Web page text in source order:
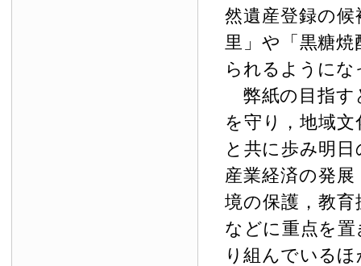
然遺産登録の
里」や「黒糖
られるように
弊紙の目指す
を守り，地域
と共に歩み明
産業経済の発
境の保護，教
などに重点を
り組んでいる